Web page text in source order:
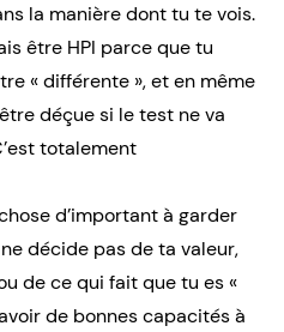
la manière dont tu te vois.
être HPI parce que tu
« différente », et en même
déçue si le test ne va
totalement
d’important à garder
décide pas de ta valeur,
de ce qui fait que tu es «
de bonnes capacités à